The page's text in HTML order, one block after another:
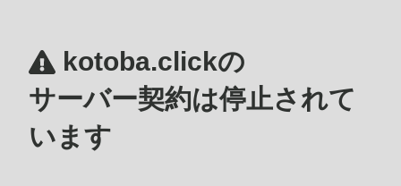
kotoba.clickの
サーバー契約は停止されて
います